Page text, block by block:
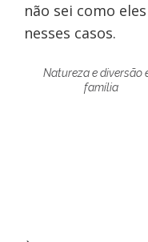
não sei como
nesses casos.
Natureza e diversão
família